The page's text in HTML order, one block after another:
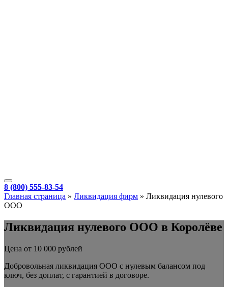
8 (800) 555-83-54
Главная страница » Ликвидация фирм » Ликвидация нулевого
ООО
Ликвидация нулевого ООО в Королёве
Цена от 10 000 рублей
Добровольная ликвидация ООО с нулевым балансом под
ключ, без доплат, с гарантией в договоре.